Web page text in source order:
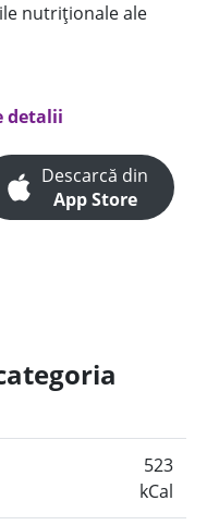
nutriționale ale
detalii
Descarcă din
App Store
523
kCal